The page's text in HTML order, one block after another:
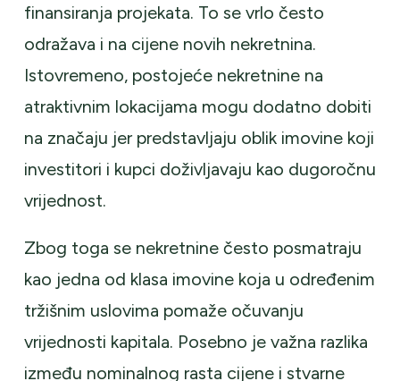
finansiranja projekata. To se vrlo često
odražava i na cijene novih nekretnina.
Istovremeno, postojeće nekretnine na
atraktivnim lokacijama mogu dodatno dobiti
na značaju jer predstavljaju oblik imovine koji
investitori i kupci doživljavaju kao dugoročnu
vrijednost.
Zbog toga se nekretnine često posmatraju
kao jedna od klasa imovine koja u određenim
tržišnim uslovima pomaže očuvanju
vrijednosti kapitala. Posebno je važna razlika
između nominalnog rasta cijene i stvarne